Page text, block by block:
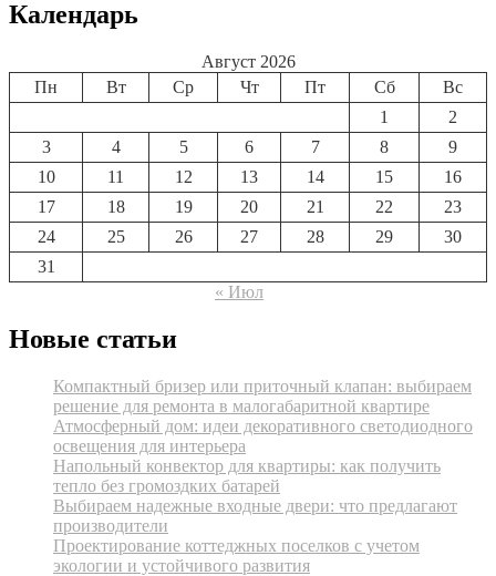
Календарь
Август 2026
Пн
Вт Ср Чт Пт Сб
Вс
1
2
3
4 5 6 7 8
9
10
11 12 13 14 15
16
17
18 19 20 21 22
23
24
25 26 27 28 29
30
31
« Июл
Новые статьи
Компактный бризер или приточный клапан: выбираем
решение для ремонта в малогабаритной квартире
Атмосферный дом: идеи декоративного светодиодного
освещения для интерьера
Напольный конвектор для квартиры: как получить
тепло без громоздких батарей
Выбираем надежные входные двери: что предлагают
производители
Проектирование коттеджных поселков с учетом
экологии и устойчивого развития